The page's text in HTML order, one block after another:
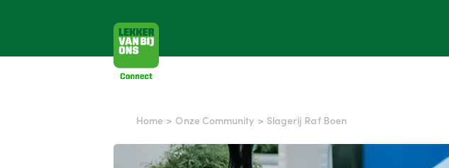
Home > Onze Community > Slagerij Raf Boen